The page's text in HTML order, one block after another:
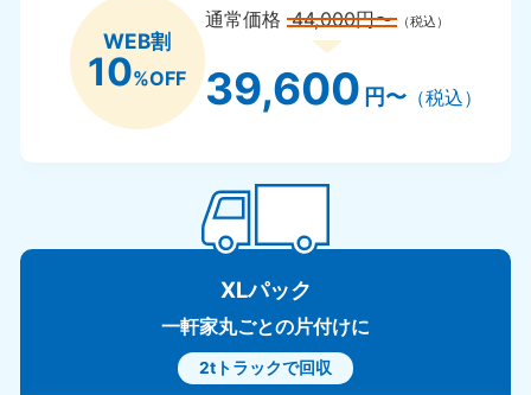
WEB割
10%OFF
通常価格44,000円〜 （税込）
39,600 円〜（税込）
XLパック
一軒家丸ごとの片付けに
2tトラックで回収